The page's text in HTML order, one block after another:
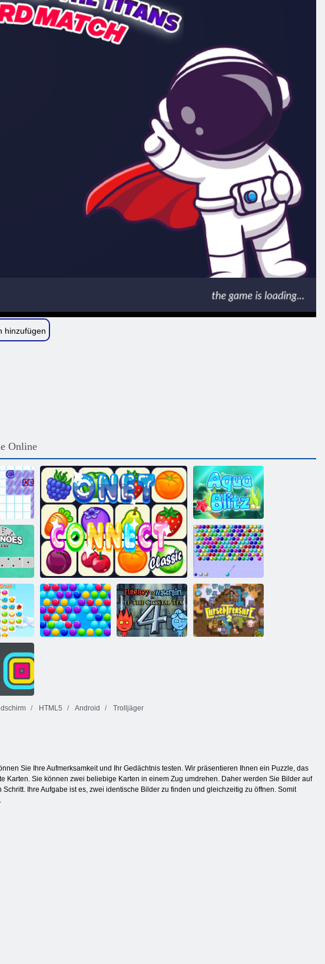
hinzufügen
Online
Aqua Blitz
Bubble Shooter
HTML5
3
HTML5 Android Trolljäger
Sie Ihre Aufmerksamkeit und Ihr Gedächtnis testen. Wir präsentieren Ihnen ein Puzzle, das
Sie können zwei beliebige Karten in einem Zug umdrehen. Daher werden Sie Bilder auf
Ihre Aufgabe ist es, zwei identische Bilder zu finden und gleichzeitig zu öffnen. Somit